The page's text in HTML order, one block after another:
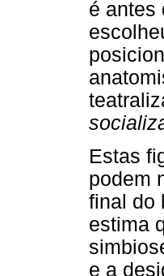
é antes
Estas
podem
final do
estima
e a